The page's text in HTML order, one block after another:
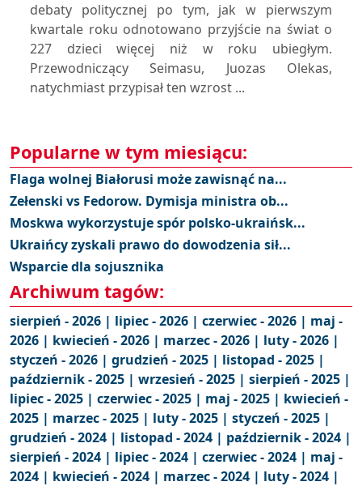
debaty politycznej po tym, jak w pierwszym
kwartale roku odnotowano przyjście na świat o
227 dzieci więcej niż w roku ubiegłym.
Przewodniczący Seimasu, Juozas Olekas,
natychmiast przypisał ten wzrost ...
Popularne w tym miesiącu:
Flaga wolnej Białorusi może zawisnąć na...
Zełenski vs Fedorow. Dymisja ministra ob...
Moskwa wykorzystuje spór polsko-ukraińsk...
Ukraińcy zyskali prawo do dowodzenia sił...
Wsparcie dla sojusznika
Archiwum tagów:
sierpień - 2026 | lipiec - 2026 | czerwiec - 2026 | maj -
2026 | kwiecień - 2026 | marzec - 2026 | luty - 2026 |
styczeń - 2026 | grudzień - 2025 | listopad - 2025 |
październik - 2025 | wrzesień - 2025 | sierpień - 2025 |
lipiec - 2025 | czerwiec - 2025 | maj - 2025 | kwiecień -
2025 | marzec - 2025 | luty - 2025 | styczeń - 2025 |
grudzień - 2024 | listopad - 2024 | październik - 2024 |
sierpień - 2024 | lipiec - 2024 | czerwiec - 2024 | maj -
2024 | kwiecień - 2024 | marzec - 2024 | luty - 2024 |